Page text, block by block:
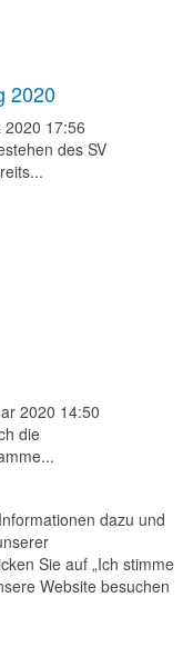
2020
2020 17:56
des SV
2020 14:50
die
dazu und
Sie auf „Ich stimme
Website besuchen